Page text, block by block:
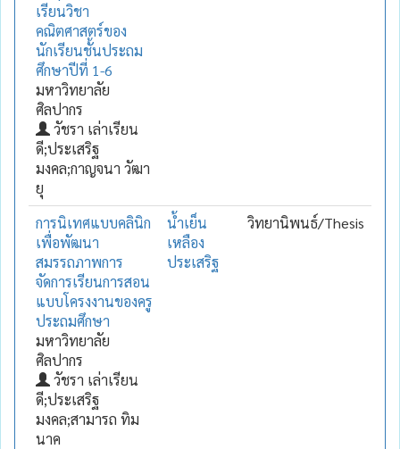
เรียนวิชา
คณิตศาสตร์ของ
นักเรียนชั้นประถม
ศึกษาปีที่ 1-6
มหาวิทยาลัย
ศิลปากร
วัชรา เล่าเรียน
ดี;ประเสริฐ
มงคล;กาญจนา วัฒา
ยุ
การนิเทศแบบคลินิก
เพื่อพัฒนา
สมรรถภาพการ
จัดการเรียนการสอน
แบบโครงงานของครู
ประถมศึกษา
มหาวิทยาลัย
ศิลปากร
วัชรา เล่าเรียน
ดี;ประเสริฐ
มงคล;สามารถ ทิม
นาค
น้ำเย็น
เหลือง
ประเสริฐ
วิทยานิพนธ์/Thesis